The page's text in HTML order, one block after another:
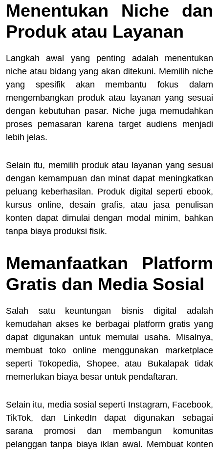
Menentukan Niche dan
Produk atau Layanan
Langkah awal yang penting adalah menentukan
niche atau bidang yang akan ditekuni. Memilih niche
yang spesifik akan membantu fokus dalam
mengembangkan produk atau layanan yang sesuai
dengan kebutuhan pasar. Niche juga memudahkan
proses pemasaran karena target audiens menjadi
lebih jelas.
Selain itu, memilih produk atau layanan yang sesuai
dengan kemampuan dan minat dapat meningkatkan
peluang keberhasilan. Produk digital seperti ebook,
kursus online, desain grafis, atau jasa penulisan
konten dapat dimulai dengan modal minim, bahkan
tanpa biaya produksi fisik.
Memanfaatkan Platform
Gratis dan Media Sosial
Salah satu keuntungan bisnis digital adalah
kemudahan akses ke berbagai platform gratis yang
dapat digunakan untuk memulai usaha. Misalnya,
membuat toko online menggunakan marketplace
seperti Tokopedia, Shopee, atau Bukalapak tidak
memerlukan biaya besar untuk pendaftaran.
Selain itu, media sosial seperti Instagram, Facebook,
TikTok, dan LinkedIn dapat digunakan sebagai
sarana promosi dan membangun komunitas
pelanggan tanpa biaya iklan awal. Membuat konten